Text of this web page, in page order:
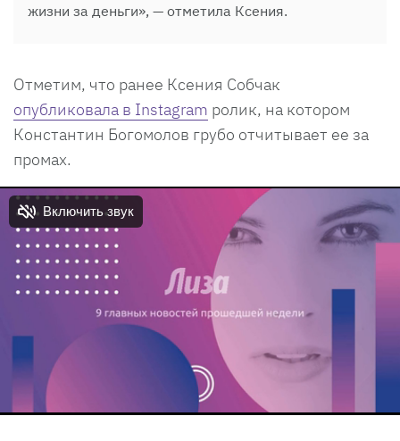
жизни за деньги», — отметила Ксения.
Отметим, что ранее Ксения Собчак
опубликовала в Instagram ролик, на котором
Константин Богомолов грубо отчитывает ее за
промах.